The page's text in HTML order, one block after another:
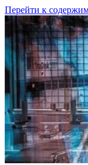
Перейти к